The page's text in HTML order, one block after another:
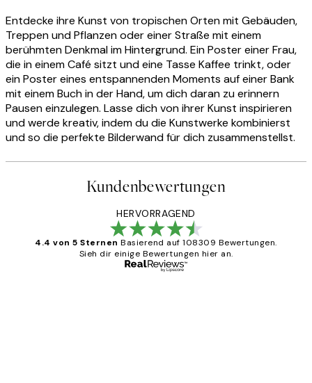
Entdecke ihre Kunst von tropischen Orten mit Gebäuden,
Treppen und Pflanzen oder einer Straße mit einem
berühmten Denkmal im Hintergrund. Ein Poster einer Frau,
die in einem Café sitzt und eine Tasse Kaffee trinkt, oder
ein Poster eines entspannenden Moments auf einer Bank
mit einem Buch in der Hand, um dich daran zu erinnern
Pausen einzulegen. Lasse dich von ihrer Kunst inspirieren
und werde kreativ, indem du die Kunstwerke kombinierst
und so die perfekte Bilderwand für dich zusammenstellst.
Kundenbewertungen
HERVORRAGEND
4.4 von 5 Sternen Basierend auf 108309 Bewertungen.
Sieh dir einige Bewertungen hier an.